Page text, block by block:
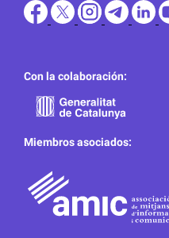
Con la colaboración:
Miembros asociados: